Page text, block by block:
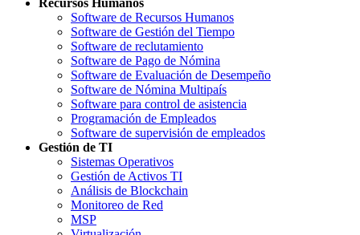
Software de Recursos Humanos
Software de Gestión del Tiempo
Software de reclutamiento
Software de Pago de Nómina
Software de Evaluación de Desempeño
Software de Nómina Multipaís
Software para control de asistencia
Programación de Empleados
Software de supervisión de empleados
Gestión de TI
Sistemas Operativos
Gestión de Activos TI
Análisis de Blockchain
Monitoreo de Red
MSP